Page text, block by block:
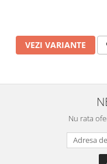
VEZI VARIANTE
Nu rata